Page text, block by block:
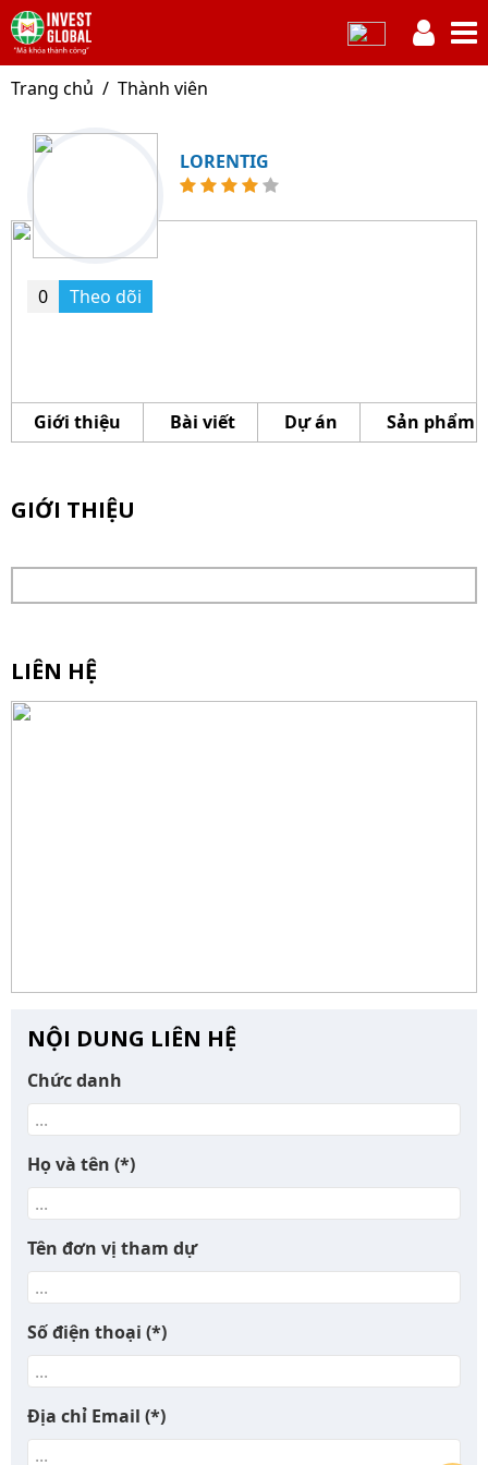
Trang chủ Thành viên
LORENTIG
0 Theo dõi
Giới thiệu Bài viết Dự án Sản phẩm
GIỚI THIỆU
LIÊN HỆ
NỘI DUNG LIÊN HỆ
Chức danh
Họ và tên (*)
Tên đơn vị tham dự
Số điện thoại (*)
Địa chỉ Email (*)